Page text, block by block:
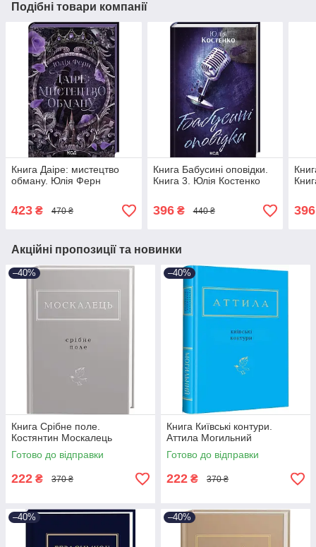
Подібні товари компанії
Книга Даіре: мистецтво
обману. Юлія Ферн
423 ₴ 470 ₴
Книга Бабусині оповідки.
Книга 3. Юлія Костенко
396₴ 440 ₴ 396
Акційні пропозиції та новинки
–40%
Книга Срібне поле.
Костянтин Москалець
Готово до відправки
222 ₴ 370 ₴
–40%
Книга Київські контури.
Аттила Могильний
Готово до відправки
222 ₴ 370 ₴
–40% –40%